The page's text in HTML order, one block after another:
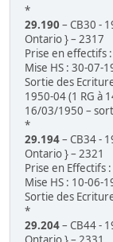
*
29.190 – CB30 -
Ontario } – 2317
Prise en effectifs
Mise HS : 30-07-
Sortie des
1950-04 (1 RG à
16/03/1950 –
*
29.194– CB34 -
Ontario } – 2321
Prise en Effectifs
Mise HS : 10-06-
Sortie des
*
29.204– CB44 -